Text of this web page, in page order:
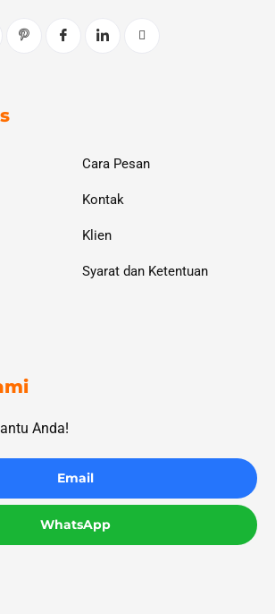
Cara Pesan
Kontak
Klien
Syarat dan Ketentuan
Anda!
Email
WhatsApp